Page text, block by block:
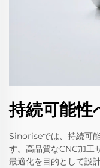
持続可能性
Sinoriseでは、持続可
す。高品質なCNC加工
最適化を目的として設